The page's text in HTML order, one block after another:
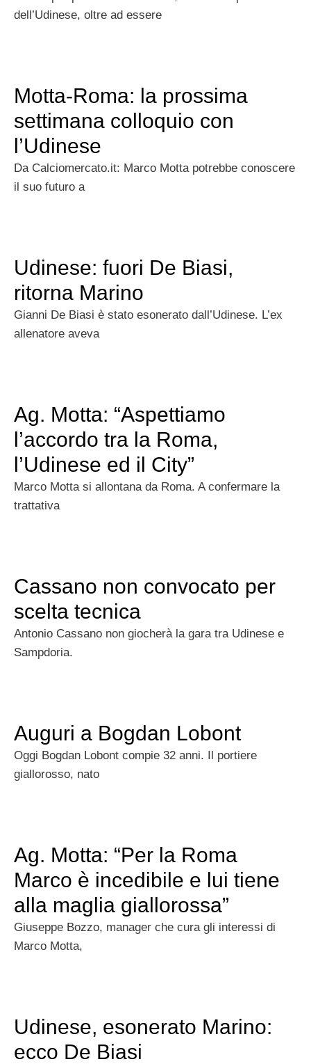
dell’Udinese, oltre ad essere
Motta-Roma: la prossima
settimana colloquio con
l’Udinese
Da Calciomercato.it: Marco Motta potrebbe conoscere
il suo futuro a
Udinese: fuori De Biasi,
ritorna Marino
Gianni De Biasi è stato esonerato dall’Udinese. L’ex
allenatore aveva
Ag. Motta: “Aspettiamo
l’accordo tra la Roma,
l’Udinese ed il City”
Marco Motta si allontana da Roma. A confermare la
trattativa
Cassano non convocato per
scelta tecnica
Antonio Cassano non giocherà la gara tra Udinese e
Sampdoria.
Auguri a Bogdan Lobont
Oggi Bogdan Lobont compie 32 anni. Il portiere
giallorosso, nato
Ag. Motta: “Per la Roma
Marco è incedibile e lui tiene
alla maglia giallorossa”
Giuseppe Bozzo, manager che cura gli interessi di
Marco Motta,
Udinese, esonerato Marino:
ecco De Biasi